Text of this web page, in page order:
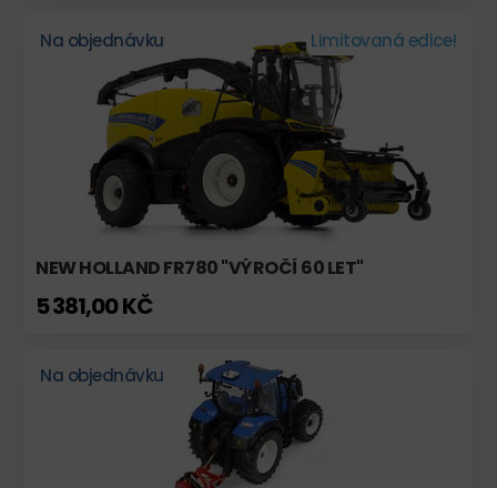
Na objednávku Limitovaná edice!
NEW HOLLAND FR780 "VÝROČÍ 60 LET"
5 381,00 KČ
Na objednávku